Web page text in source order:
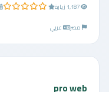
0.0 من 5 نجوم
2018-07-18
مصر
عربي
pro web